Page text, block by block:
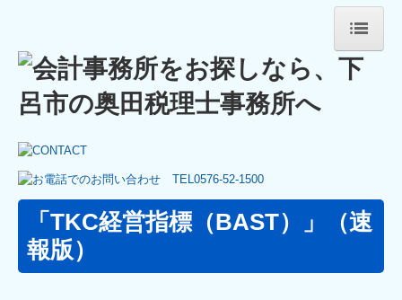
HOME
事務所紹介
業務案内
セミナー案内
事務所通信
「TKC経営指標（BAST）」
（速
報版）